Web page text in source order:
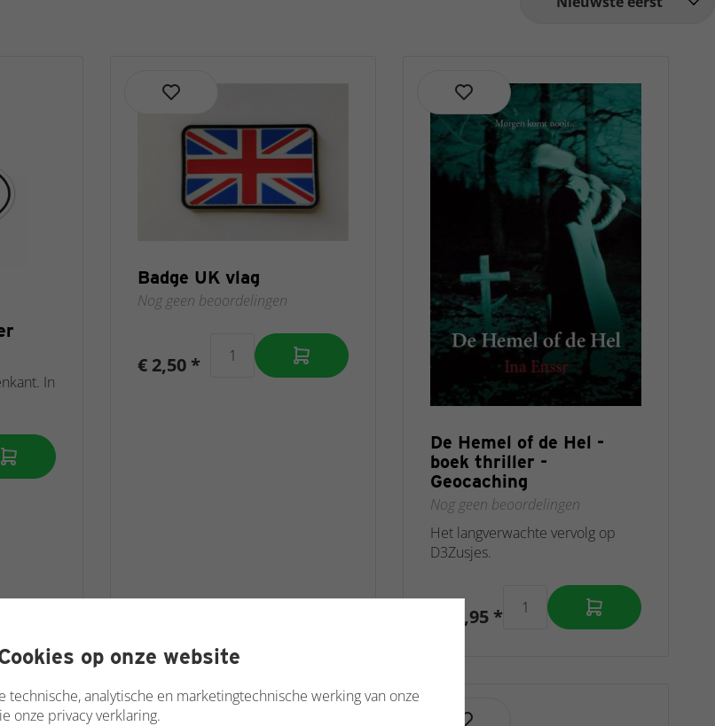
In
Badge UK vlag
Nog geen beoordelingen
€ 2,50 *
De Hemel of de Hel -
boek thriller -
Geocaching
Nog geen beoordelingen
Het langverwachte vervolg op
D3Zusjes.
€ 16,95 *
op onze website
analytische en marketingtechnische werking van onze
onze privacy verklaring.